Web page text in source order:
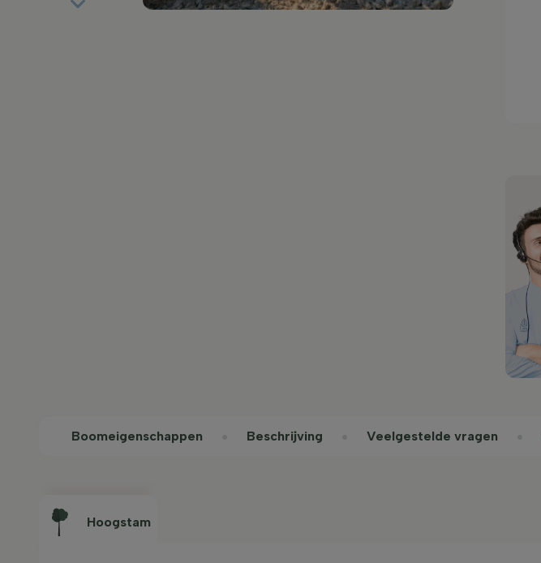
Boom­eigen­schappen Beschrijving Veelgestelde vragen
Hoogstam